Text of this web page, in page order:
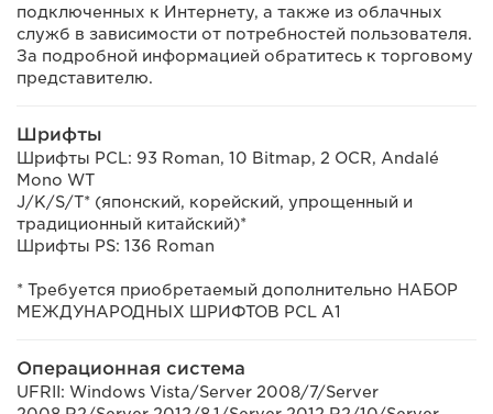
подключенных к Интернету, а также из облачных
служб в зависимости от потребностей пользователя.
За подробной информацией обратитесь к торговому
представителю.
Шрифты
Шрифты PCL: 93 Roman, 10 Bitmap, 2 OCR, Andalé
Mono WT
J/K/S/T* (японский, корейский, упрощенный и
традиционный китайский)*
Шрифты PS: 136 Roman
* Требуется приобретаемый дополнительно НАБОР
МЕЖДУНАРОДНЫХ ШРИФТОВ PCL A1
Операционная система
UFRII: Windows Vista/Server 2008/7/Server